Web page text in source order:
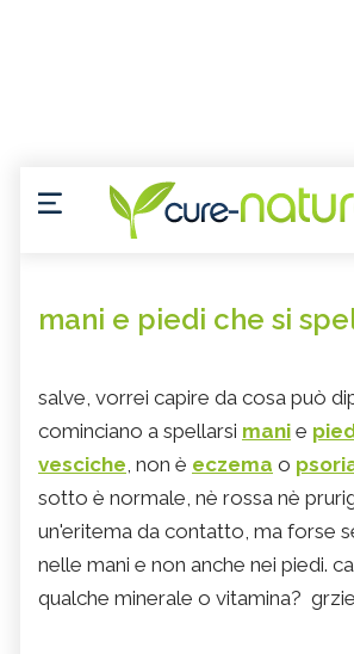
mani e piedi che si
salve, vorrei capire da cosa può
cominciano a spellarsi mani e
vesciche, non è eczema o
sotto è normale, nè rossa nè
un'eritema da contatto, ma forse
nelle mani e non anche nei piedi.
qualche minerale o vitamina? grzie